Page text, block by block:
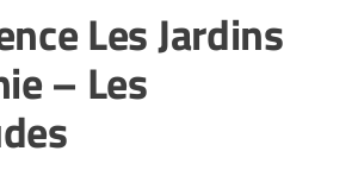
Les Jardins
– Les